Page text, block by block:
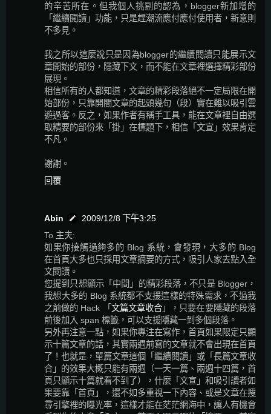
的辛苦所在。但我個人挑剔的認為，blogger新加增的
「繼續閱讀」功能，只是趕潮流應付應付使用者，新意則
不多見。
我之所以這麼說只是因為blogger的繼續閱讀只能展示文
章開始的部份，隱藏下文，而不能在文章裡選擇精彩部份
展現。
相信所有的人都知道，文章的精彩段落絕不一定局限在開
始部份，只靠開閤文章的起頭幾句（段）實在難以吸引雲
遊過客。反之，如果作者有稱手工具，能在文章裡自由選
取精要的部份來「掛」在標題下，相信「文宣」效果肯定
不凡。
謝謝。
回覆
Abin
2009/12/8 下午3:25
To 主夫:
如果你接觸過夠多的 Blog 系統，會發現，大多的 Blog
在首頁大多也只採用文章摘要的方式，吸引人家去點入全
文閱讀。
您提到只想顯示「中間」的精彩段落，不只是 Blogger，
我想大多的 Blog 系統都不支援這樣的特殊需求，不過我
之前做的 Hack 「文篇文章收合 」，只要在要隱藏的段落
前後加入 span 標籤，可以支援隱藏一到多個段落。
另外再注意一點，如果你專注在寫作，首頁如果限定只顯
示十篇文章的話，其實兩週前寫的文章就不會出現在首頁
了！也就是，單篇文章這個「繼續閱讀」或「長篇文章收
合」的效果大概只能有兩週（一天一篇、兩週十四篇，首
頁只顯示十篇就看不到了），什麼「文宣」和吸引讀者如
果要靠「首頁」，還不如多重視一下內容、或是文章在搜
尋引擎裡的曝光率，這樣才能在茫茫網海中，讓人有機會